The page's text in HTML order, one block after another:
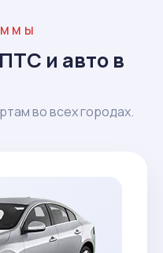
и авто в
во всех городах.